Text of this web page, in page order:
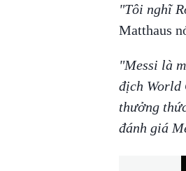
"Tôi nghĩ
Matthaus
"Messi là
địch World
thưởng
đánh giá